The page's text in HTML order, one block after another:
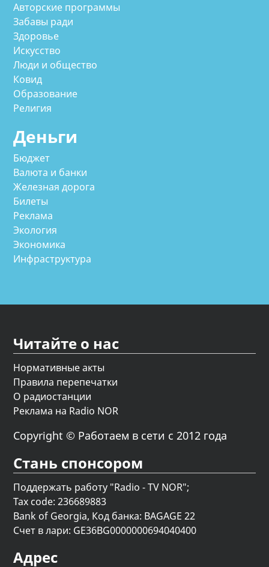
Авторские программы
Забавы ради
Здоровье
Искусство
Люди и общество
Ковид
Образование
Религия
Деньги
Бюджет
Валюта и банки
Железная дорога
Билеты
Реклама
Экология
Экономика
Инфраструктура
Читайте о нас
Нормативные акты
Правила перепечатки
О радиостанции
Реклама на Radio NOR
Copyright © Работаем в сети с 2012 года
Стань спонсором
Поддержать работу "Radio - TV NOR";
Tax code: 236689883
Bank of Georgia, Код банка: BAGAGE 22
Счет в лари: GE36BG0000000694040400
Адрес